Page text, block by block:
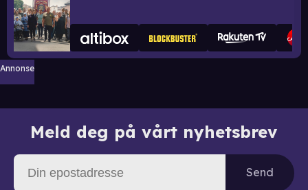
Annonse
Meld deg på vårt nyhetsbrev
Send